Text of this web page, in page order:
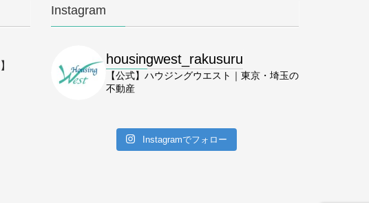
】
Instagram
housingwest_rakusuru
【公式】ハウジングウエスト｜東京・埼玉の
不動産
Instagramでフォロー